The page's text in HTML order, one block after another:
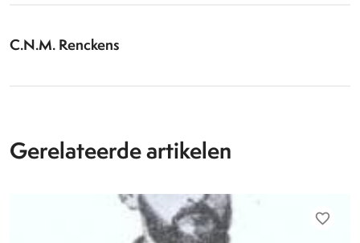
C.N.M. Renckens
Gerelateerde artikelen
favorite_border